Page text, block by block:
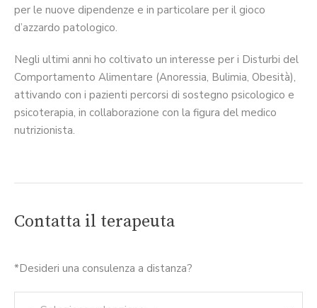
per le nuove dipendenze e in particolare per il gioco
d’azzardo patologico.
Negli ultimi anni ho coltivato un interesse per i Disturbi del
Comportamento Alimentare (Anoressia, Bulimia, Obesità),
attivando con i pazienti percorsi di sostegno psicologico e
psicoterapia, in collaborazione con la figura del medico
nutrizionista.
Contatta il terapeuta
*Desideri una consulenza a distanza?